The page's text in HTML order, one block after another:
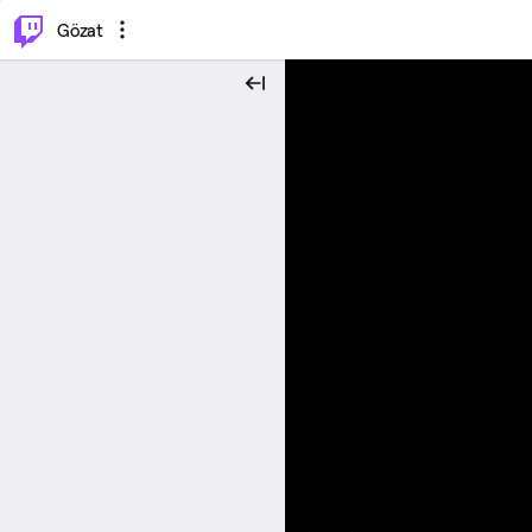
Gözat